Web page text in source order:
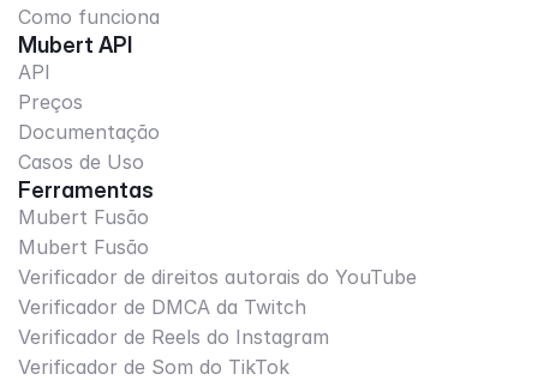
Como funciona
Mubert API
API
Preços
Documentação
Casos de Uso
Ferramentas
Mubert Fusão
Mubert Fusão
Verificador de direitos autorais do YouTube
Verificador de DMCA da Twitch
Verificador de Reels do Instagram
Verificador de Som do TikTok